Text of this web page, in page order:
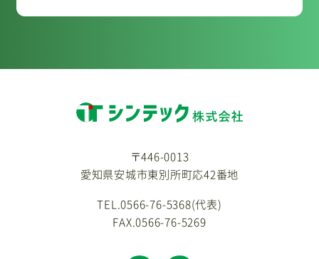
〒446-0013
愛知県安城市東別所町応42番地
TEL.0566-76-5368(代表)
FAX.0566-76-5269